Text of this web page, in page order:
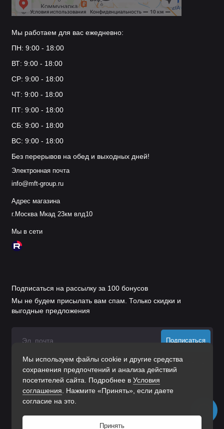
Мы используем файлы cookie и другие средства
сохранения предпочтений и анализа действий
посетителей сайта. Подробнее в Условия
соглашения . Нажмите «Принять», если даете
согласие на это.
Принять
Мы работаем для вас ежедневно:
ПН: 9:00 - 18:00
ВТ: 9:00 - 18:00
СР: 9:00 - 18:00
ЧТ: 9:00 - 18:00
ПТ: 9:00 - 18:00
СБ: 9:00 - 18:00
ВС: 9:00 - 18:00
Без перерывов на обед и выходных дней!
Электронная почта
info@mft-group.ru
Адрес магазина
г.Москва Мкад 23км влд10
Мы в сети
Подписаться на рассылку за 100 бонусов
Мы не будем присылать вам спам. Только скидки и
выгодные предложения
Подписаться
Нажимая на кнопку «Подписаться», Вы даетесогласие на
обработку персональных данных.